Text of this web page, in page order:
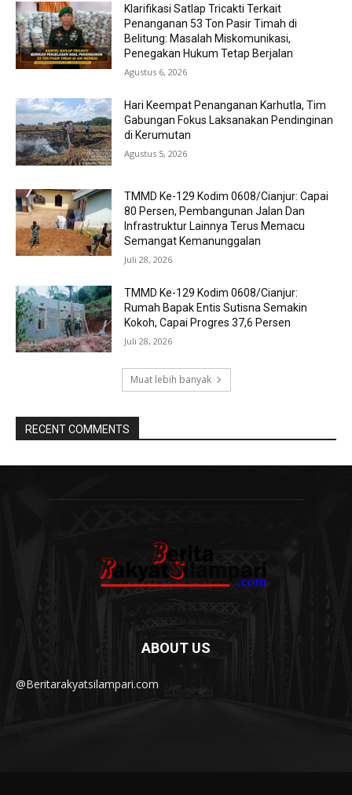
Klarifikasi Satlap Tricakti Terkait
Penanganan 53 Ton Pasir Timah di
Belitung: Masalah Miskomunikasi,
Penegakan Hukum Tetap Berjalan
Agustus 6, 2026
Hari Keempat Penanganan Karhutla, Tim
Gabungan Fokus Laksanakan Pendinginan
di Kerumutan
Agustus 5, 2026
TMMD Ke-129 Kodim 0608/Cianjur: Capai
80 Persen, Pembangunan Jalan Dan
Infrastruktur Lainnya Terus Memacu
Semangat Kemanunggalan
Juli 28, 2026
TMMD Ke-129 Kodim 0608/Cianjur:
Rumah Bapak Entis Sutisna Semakin
Kokoh, Capai Progres 37,6 Persen
Juli 28, 2026
Muat lebih banyak
RECENT COMMENTS
ABOUT US
@Beritarakyatsilampari.com